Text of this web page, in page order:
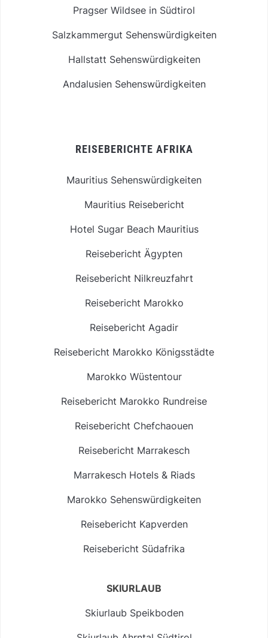
Pragser Wildsee in Südtirol
Salzkammergut Sehenswürdigkeiten
Hallstatt Sehenswürdigkeiten
Andalusien Sehenswürdigkeiten
REISEBERICHTE AFRIKA
Mauritius Sehenswürdigkeiten
Mauritius Reisebericht
Hotel Sugar Beach Mauritius
Reisebericht Ägypten
Reisebericht Nilkreuzfahrt
Reisebericht Marokko
Reisebericht Agadir
Reisebericht Marokko Königsstädte
Marokko Wüstentour
Reisebericht Marokko Rundreise
Reisebericht Chefchaouen
Reisebericht Marrakesch
Marrakesch Hotels & Riads
Marokko Sehenswürdigkeiten
Reisebericht Kapverden
Reisebericht Südafrika
SKIURLAUB
Skiurlaub Speikboden